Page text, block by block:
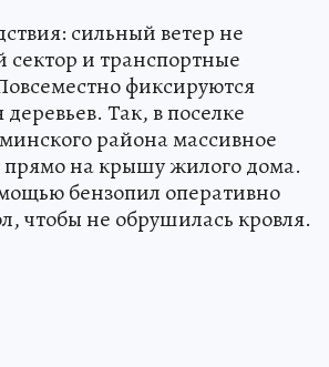
сильный ветер не
и транспортные
фиксируются
Так, в поселке
района массивное
прямо на крышу жилого дома.
бензопил оперативно
чтобы не обрушилась кровля.